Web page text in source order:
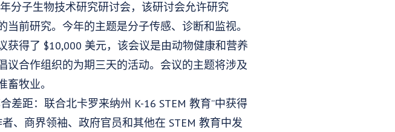
分子生物技术研究研讨会，该研讨会允许研究
前研究。今年的主题是分子传感、诊断和监视。
得了 $10,000 美元，该会议是由动物健康和营养
合作组织的为期三天的活动。会议的主题将涉及
牧业。
差距：联合北卡罗来纳州 K-16 STEM 教育”中获得
、商界领袖、政府官员和其他在 STEM 教育中发